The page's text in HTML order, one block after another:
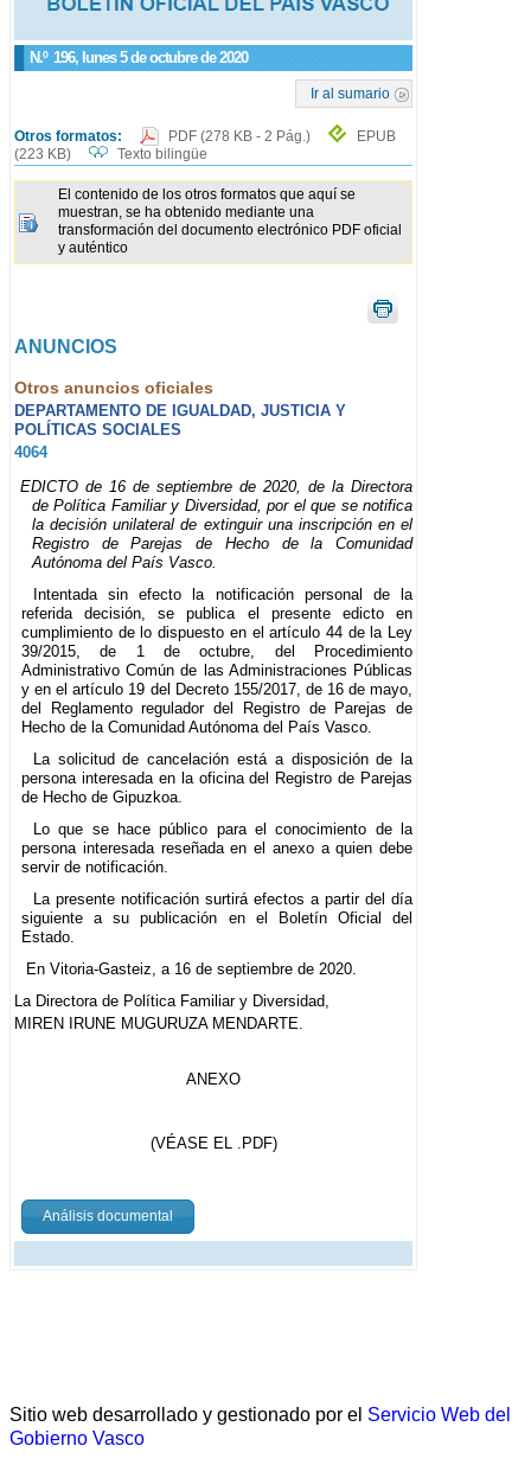
N.º 196, lunes 5 de octubre de 2020
Ir al sumario
Otros formatos: PDF (278 KB - 2 Pág.)
EPUB
(223 KB)
Texto bilingüe
El contenido de los otros formatos que aquí se
muestran, se ha obtenido mediante una
transformación del documento electrónico PDF oficial
y auténtico
ANUNCIOS
Otros anuncios oficiales
DEPARTAMENTO DE IGUALDAD, JUSTICIA Y
POLÍTICAS SOCIALES
4064
EDICTO de 16 de septiembre de 2020, de la Directora
de Política Familiar y Diversidad, por el que se notifica
la decisión unilateral de extinguir una inscripción en el
Registro de Parejas de Hecho de la Comunidad
Autónoma del País Vasco.
Intentada sin efecto la notificación personal de la
referida decisión, se publica el presente edicto en
cumplimiento de lo dispuesto en el artículo 44 de la Ley
39/2015, de 1 de octubre, del Procedimiento
Administrativo Común de las Administraciones Públicas
y en el artículo 19 del Decreto 155/2017, de 16 de mayo,
del Reglamento regulador del Registro de Parejas de
Hecho de la Comunidad Autónoma del País Vasco.
La solicitud de cancelación está a disposición de la
persona interesada en la oficina del Registro de Parejas
de Hecho de Gipuzkoa.
Lo que se hace público para el conocimiento de la
persona interesada reseñada en el anexo a quien debe
servir de notificación.
La presente notificación surtirá efectos a partir del día
siguiente a su publicación en el Boletín Oficial del
Estado.
En Vitoria-Gasteiz, a 16 de septiembre de 2020.
La Directora de Política Familiar y Diversidad,
MIREN IRUNE MUGURUZA MENDARTE.
ANEXO
(VÉASE EL .PDF)
Análisis documental
Sitio web desarrollado y gestionado por el Servicio Web del
Gobierno Vasco